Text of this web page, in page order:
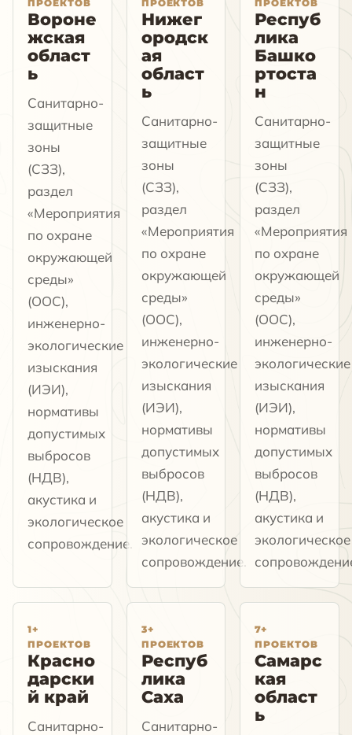
ПРОЕКТОВ
Вороне
жская
област
ь
Санитарно-
защитные
зоны
(СЗЗ),
раздел
«Мероприятия
по охране
окружающей
среды»
(ООС),
инженерно-
экологические
изыскания
(ИЭИ),
нормативы
допустимых
выбросов
(НДВ),
акустика и
экологическое
сопровождение.
ПРОЕКТОВ
Нижег
ородск
ая
област
ь
Санитарно-
защитные
зоны
(СЗЗ),
раздел
«Мероприятия
по охране
окружающей
среды»
(ООС),
инженерно-
экологические
изыскания
(ИЭИ),
нормативы
допустимых
выбросов
(НДВ),
акустика и
экологическое
сопровождение.
ПРОЕКТОВ
Респуб
лика
Башко
ртоста
н
Санитарно-
защитные
зоны
(СЗЗ),
раздел
«Мероприятия
по охране
окружающей
среды»
(ООС),
инженерно-
экологические
изыскания
(ИЭИ),
нормативы
допустимых
выбросов
(НДВ),
акустика и
экологическое
1+
ПРОЕКТОВ
Красно
дарски
й край
Санитарно-
3+
ПРОЕКТОВ
Респуб
лика
Саха
Санитарно-
7+
ПРОЕКТОВ
Самарс
кая
област
ь